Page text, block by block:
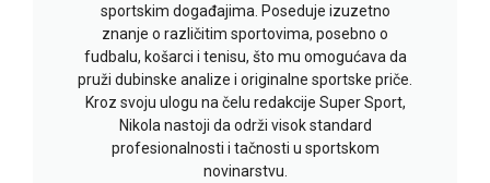
sportskim događajima. Poseduje izuzetno
znanje o različitim sportovima, posebno o
fudbalu, košarci i tenisu, što mu omogućava da
pruži dubinske analize i originalne sportske priče.
Kroz svoju ulogu na čelu redakcije Super Sport,
Nikola nastoji da održi visok standard
profesionalnosti i tačnosti u sportskom
novinarstvu.